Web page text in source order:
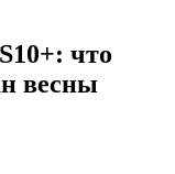
что
весны